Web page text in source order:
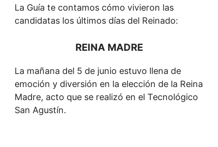
La Guía te contamos cómo vivieron las
candidatas los últimos días del Reinado:
REINA MADRE
La mañana del 5 de junio estuvo llena de
emoción y diversión en la elección de la Reina
Madre, acto que se realizó en el Tecnológico
San Agustín.